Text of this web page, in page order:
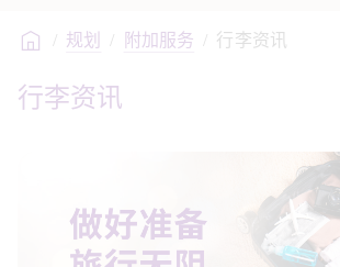
/ 规划 / 附加服务 / 行李资讯
行李资讯